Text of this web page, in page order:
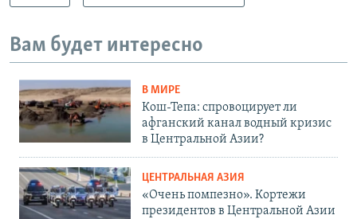
Вам будет интересно
В МИРЕ
Кош-Тепа: спровоцирует ли
афганский канал водный кризис
в Центральной Азии?
ЦЕНТРАЛЬНАЯ АЗИЯ
«Очень помпезно». Кортежи
президентов в Центральной Азии